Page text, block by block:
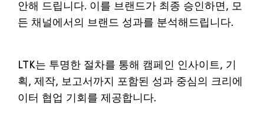
안해 드립니다. 이를 브랜드가 최종 승인하면, 모
든 채널에서의 브랜드 성과를 분석해드립니다.
LTK는 투명한 절차를 통해 캠페인 인사이트, 기
획, 제작, 보고서까지 포함된 성과 중심의 크리에
이터 협업 기회를 제공합니다.